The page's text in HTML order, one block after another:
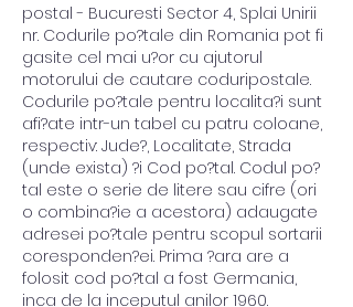
postal - Bucuresti Sector 4, Splai Unirii
nr. Codurile po?tale din Romania pot fi
gasite cel mai u?or cu ajutorul
motorului de cautare coduripostale.
Codurile po?tale pentru localita?i sunt
afi?ate intr-un tabel cu patru coloane,
respectiv: Jude?, Localitate, Strada
(unde exista) ?i Cod po?tal. Codul po?
tal este o serie de litere sau cifre (ori
o combina?ie a acestora) adaugate
adresei po?tale pentru scopul sortarii
coresponden?ei. Prima ?ara are a
folosit cod po?tal a fost Germania,
inca de la inceputul anilor 1960.